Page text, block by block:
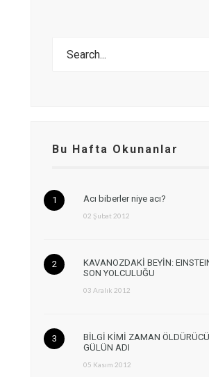
Bu Hafta Okunanlar
Acı biberler niye acı?
02 Şubat 2012
KAVANOZDAKİ BEYİN:
SON YOLCULUĞU
03 Aralık 2012
BİLGİ KİMİ ZAMAN
GÜLÜN ADI
05 Kasım 2012